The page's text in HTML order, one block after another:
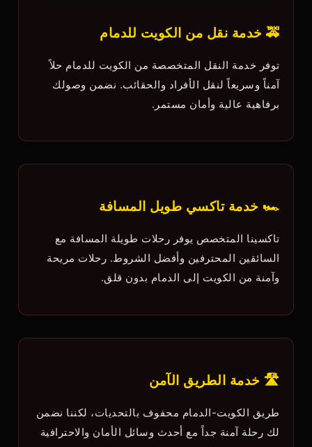
🚕 خدمة نقل من الكويت للدمام
توفر خدمة النقل المتخصصة من الكويت للدمام حلاً
آمناً وسريعاً لنقل الأفراد والحقائب. نضمن وصولك
برفاهية عالية وأمان مستمر.
🏎️ خدمة تاكسي طويل المسافة
تاكسينا المتخصص يوفر رحلات طويلة المسافة مع
السائقين المحترفين وأفضل الشروط. رحلات مريحة
وآمنة من الكويت إلى الدمام بدون قلق.
🛣️ خدمة الطريق الآمن
طريق الكويت-الدمام محفوف بالتحديات، لكننا نضمن
لك رحلة آمنة جداً مع أحدث وسائل الأمان والاحترافية